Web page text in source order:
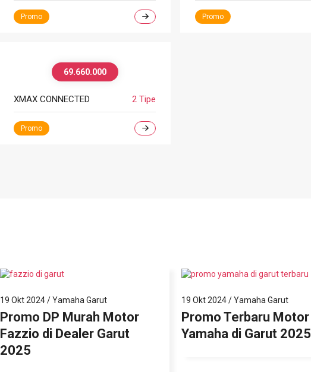
Promo Promo
69.660.000
XMAX CONNECTED 2 Tipe
Promo
2
19 Okt 2024/Yamaha Garut
Promo DP Murah Motor
Fazzio di Dealer Garut
2025
3
19 Okt 2024/Yamaha Garut
Promo Terbaru Motor
Yamaha di Garut 2025